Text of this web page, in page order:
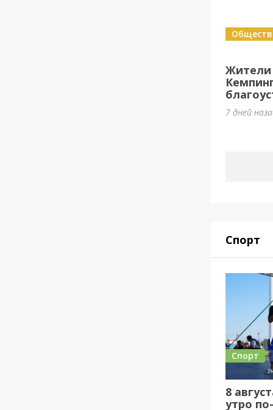
Жители
7 дней
Спорт
8
утро
Спорт